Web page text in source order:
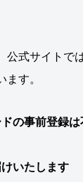
公式サイトで
ます。
の事前登録は
いたします